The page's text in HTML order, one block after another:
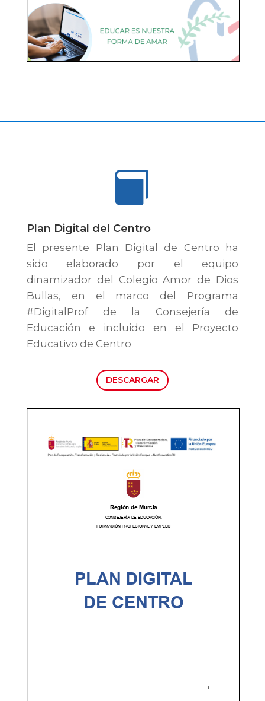

Plan Digital del Centro
El presente Plan Digital de Centro ha
sido elaborado por el equipo
dinamizador del Colegio Amor de Dios
Bullas, en el marco del Programa
#DigitalProf de la Consejería de
Educación e incluido en el Proyecto
Educativo de Centro
DESCARGAR